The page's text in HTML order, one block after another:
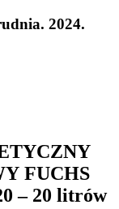
2024.
FUCHS
– 20 litrów